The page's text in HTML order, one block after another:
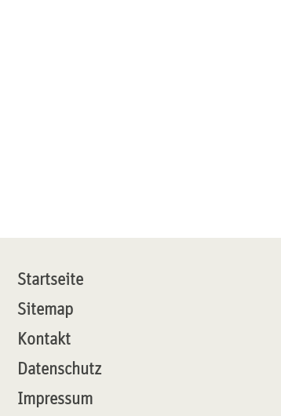
Startseite
Sitemap
Kontakt
Datenschutz
Impressum